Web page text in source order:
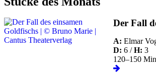
und Musicals
für
Amateurtheater,
Schultheater,
Freilichtbühnen
Der Fall
A: Elmar
D: 6 /H: 3
120–150